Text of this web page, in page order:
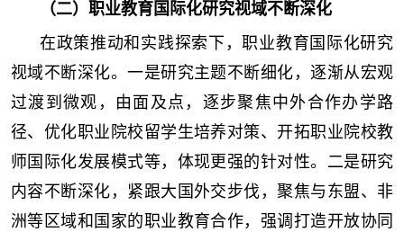
（二）职业教育国际化研究视域不断深化
在政策推动和实践探索下，职业教育国际化研究
视域不断深化。一是研究主题不断细化，逐渐从宏观
过渡到微观，由面及点，逐步聚焦中外合作办学路
径、优化职业院校留学生培养对策、开拓职业院校教
师国际化发展模式等，体现更强的针对性。二是研究
内容不断深化，紧跟大国外交步伐，聚焦与东盟、非
洲等区域和国家的职业教育合作，强调打造开放协同